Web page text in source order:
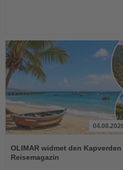
Sie
die
Nachrichten
OLIMAR widmet den
Reisemagazin